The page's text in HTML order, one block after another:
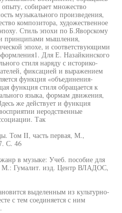
опыту, собирает множество
музыкального произведения,
композитора, художественное
Стиль эпохи по Б.Яворскому
принципами мышления,
эпохе, и соответствующими
Для Е. Назайкинского
стиля наряду с историко-
фиксацией и выражением
функция «объединения-
функция стиля обращается к
языка, формам движения,
же действует и функция
неродственные
Так
Том II, часть первая, М.,
С. 46
в музыке: Учеб. пособие для
М.: Гумалит. изд. Центр ВЛАДОС,
выделенным из культурно-
с тем соединяется с ним